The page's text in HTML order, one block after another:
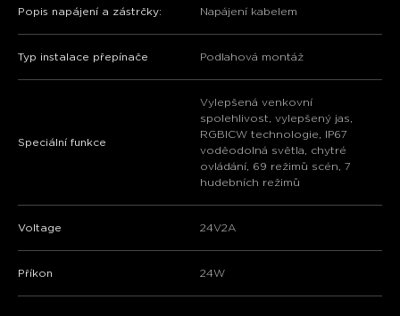
Popis napájení a zástrčky: ‎Napájení kabelem
Typ instalace přepínače ‎Podlahová montáž
Speciální funkce
Vylepšená venkovní
spolehlivost, vylepšený jas,
RGBICW technologie, IP67
voděodolná světla, chytré
ovládání, 69 režimů scén, 7
hudebních režimů
Voltage 24V2A
Příkon ‎24W